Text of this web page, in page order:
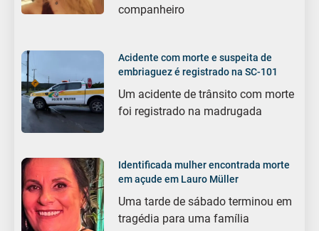
companheiro
Acidente com morte e suspeita de
embriaguez é registrado na SC-101
Um acidente de trânsito com morte
foi registrado na madrugada
Identificada mulher encontrada morte
em açude em Lauro Müller
Uma tarde de sábado terminou em
tragédia para uma família